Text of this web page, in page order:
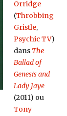
Orridge
(Throbbing
Gristle,
Psychic TV)
dans The
Ballad of
Genesis and
Lady Jaye
(2011) ou
Tony